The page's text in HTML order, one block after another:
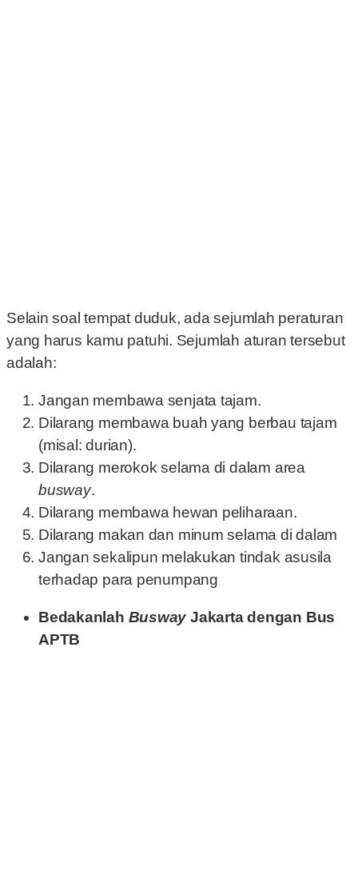
Selain soal tempat duduk, ada sejumlah peraturan
yang harus kamu patuhi. Sejumlah aturan tersebut
adalah:
Jangan membawa senjata tajam.
Dilarang membawa buah yang berbau tajam
(misal: durian).
Dilarang merokok selama di dalam area
busway.
Dilarang membawa hewan peliharaan.
Dilarang makan dan minum selama di dalam
Jangan sekalipun melakukan tindak asusila
terhadap para penumpang
Bedakanlah BuswayJakarta dengan Bus
APTB